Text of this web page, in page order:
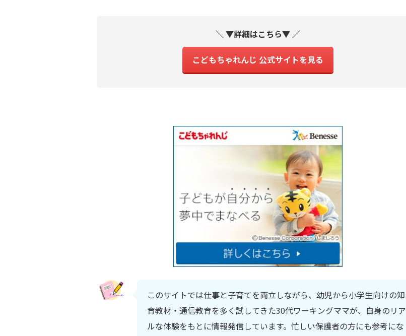
＼ ▼詳細はこちら▼ ／
こどもちゃれんじ 公式サイトを見る
このサイトでは仕事と子育てを両立しながら、幼児から小学生向けの知
育教材・通信教育を多く試してきた30代ワーキングママが、自身のリア
ルな体験をもとに情報発信しています。忙しい保護者の方にも参考にな